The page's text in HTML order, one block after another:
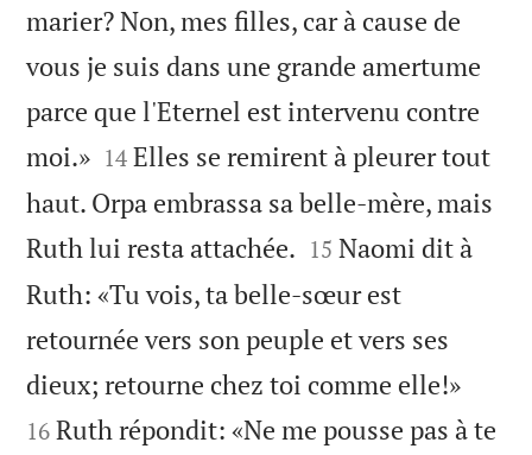
marier? Non, mes filles, car à cause de
vous je suis dans une grande amertume
parce que l'Eternel est intervenu contre
moi.»
14 Elles se remirent à pleurer tout
haut. Orpa embrassa sa belle-mère, mais
Ruth lui resta attachée. 

15 Naomi dit à
Ruth: «Tu vois, ta belle-sœur est
retournée vers son peuple et vers ses
dieux; retourne chez toi comme elle!»
16 Ruth répondit: «Ne me pousse pas à te